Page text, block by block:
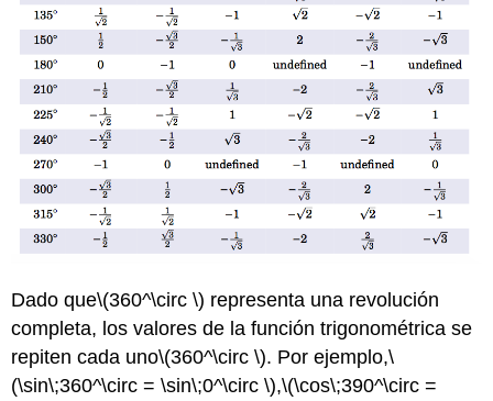
Dado que\(360^\circ \) representa una revolución
completa, los valores de la función trigonométrica se
repiten cada uno\(360^\circ \). Por ejemplo,\
(\sin\;360^\circ = \sin\;0^\circ \),\(\cos\;390^\circ =